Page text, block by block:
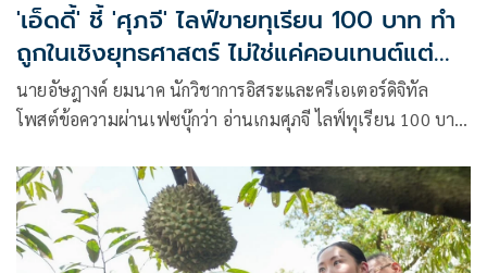
'เอ็ดดี้' ชี้ 'ศุภจี' ไลฟ์ขายทุเรียน 100 บาท ทำ
ถูกในเชิงยุทธศาสตร์ ไม่ใช่แค่คอนเทนต์แต่ทำ
ตลาดจริง
นายอัษฎางค์ ยมนาค นักวิชาการอิสระและครีเอเตอร์ดิจิทัล
โพสต์ข้อความผ่านเฟซบุ๊กว่า อ่านเกมศุภจี ไลฟ์ทุเรียน 100 บาท